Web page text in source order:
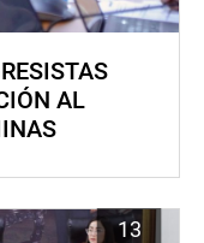
AL
13